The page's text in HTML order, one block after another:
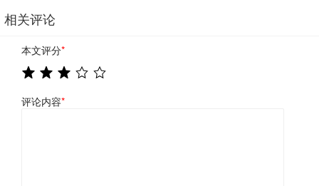
相关评论
本文评分*
评论内容*